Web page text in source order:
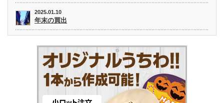
2025.01.10
年末の買出